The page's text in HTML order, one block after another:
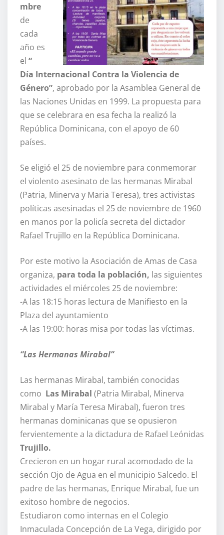
mbre
de
cada
año es
el “
Día Internacional Contra la Violencia de
Género”, aprobado por la Asamblea General de
las Naciones Unidas en 1999. La propuesta para
que se celebrara en esa fecha la realizó la
República Dominicana, con el apoyo de 60
países.
Se eligió el 25 de noviembre para conmemorar
el violento asesinato de las hermanas Mirabal
(Patria, Minerva y Maria Teresa), tres activistas
políticas asesinadas el 25 de noviembre de 1960
en manos por la policía secreta del dictador
Rafael Trujillo en la República Dominicana.
Por este motivo la Asociación de Amas de Casa
organiza, para toda la población, las siguientes
actividades el miércoles 25 de noviembre:
-A las 18:15 horas lectura de Manifiesto en la
Plaza del ayuntamiento
-A las 19:00: horas misa por todas las víctimas.
“Las Hermanas Mirabal”
Las hermanas Mirabal, también conocidas
como Las Mirabal (Patria Mirabal, Minerva
Mirabal y María Teresa Mirabal), fueron tres
hermanas dominicanas que se opusieron
fervientemente a la dictadura de Rafael Leónidas
Trujillo.
Crecieron en un hogar rural acomodado de la
sección Ojo de Agua en el municipio Salcedo. El
padre de las hermanas, Enrique Mirabal, fue un
exitoso hombre de negocios.
Estudiaron como internas en el Colegio
Inmaculada Concepción de La Vega, dirigido por